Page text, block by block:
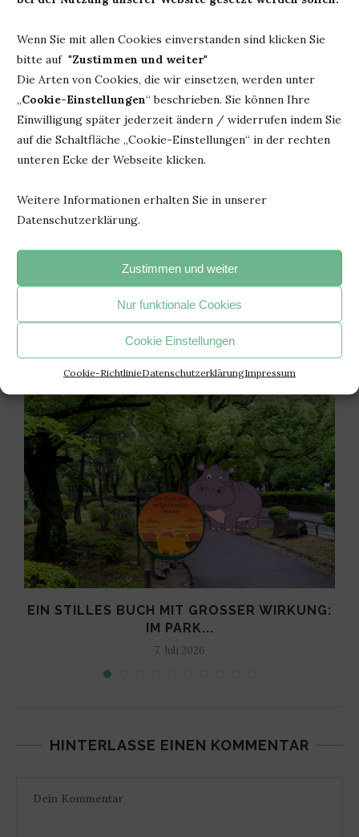
Wenn Sie mit allen Cookies einverstanden sind klicken Sie
bitte auf "Zustimmen und weiter"
Die Arten von Cookies, die wir einsetzen, werden unter
„Cookie-Einstellungen“ beschrieben. Sie können Ihre
Einwilligung später jederzeit ändern / widerrufen indem Sie
auf die Schaltfläche „Cookie-Einstellungen“ in der rechten
unteren Ecke der Webseite klicken.
Weitere Informationen erhalten Sie in unserer
Datenschutzerklärung.
Zustimmen und weiter
Nur funktionale Cookies
Cookie Einstellungen
Cookie-RichtlinieDatenschutzerklärungImpressum
Erschienen: 27. Juni 2024
MARC UWE KLING REZENSION VIEWS
0 Kommentar
BÜCHERHEIKE
DAS KÖNNTE DIR AUCH GEFALLEN
EIN STILLES BUCH MIT GROSSER WIRKUNG: I
M PARK...
7. Juli 2026
HINTERLASSE EINEN KOMMENTAR